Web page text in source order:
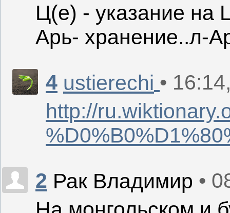
Ц(е) - указание на
Арь- хранение..л-
4 ustierechi •
http://
2 Рак Владимир •